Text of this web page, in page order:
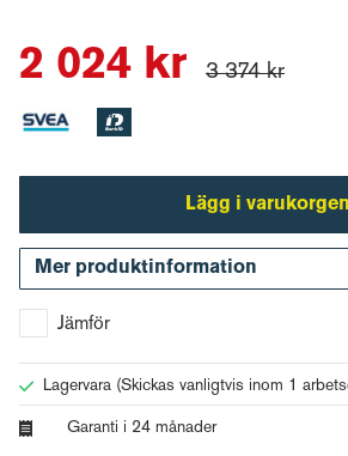
2 024 kr 3 374 kr
Lägg i varukorgen
Mer produktinformation
Jämför
Lagervara (Skickas vanligtvis inom 1
Garanti i 24 månader